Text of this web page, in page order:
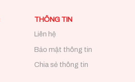
THÔNG TIN
Liên hệ
Bảo mật thông tin
Chia sẻ thông tin